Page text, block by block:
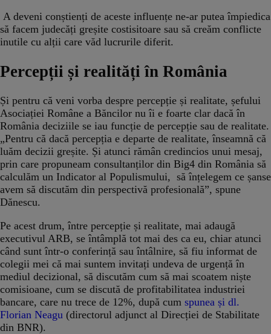
A deveni conștienți de aceste influențe ne-ar putea împiedica
să facem judecăți greșite costisitoare sau să creăm conflicte
inutile cu alții care văd lucrurile diferit.
Percepții și realități în România
Și pentru că veni vorba despre percepție și realitate, șefului
Asociației Române a Băncilor nu îi e foarte clar dacă în
România deciziile se iau funcție de percepție sau de realitate.
„Pentru că dacă percepția e departe de realitate, înseamnă că
luăm decizii greșite. Și atunci rămân credincios unui mesaj,
prin care propuneam consultanților din Big4 din România să
calculăm un Indicator al Populismului, să înțelegem ce șanse
avem să discutăm din perspectivă profesională”, spune
Dănescu.
Pe acest drum, între percepție și realitate, mai adaugă
executivul ARB, se întâmplă tot mai des ca eu, chiar atunci
când sunt într-o conferință sau întâlnire, să fiu informat de
colegii mei că mai suntem invitați undeva de urgență în
mediul decizional, să discutăm cum să mai scoatem niște
comisioane, cum se discută de profitabilitatea industriei
bancare, care nu trece de 12%, după cum spunea și dl.
Florian Neagu (directorul adjunct al Direcției de Stabilitate
din BNR).